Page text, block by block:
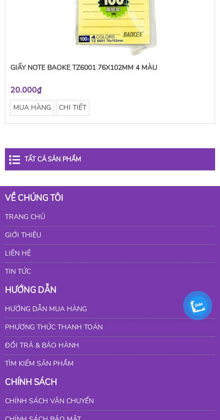
GIẤY NOTE BAOKE TZ6001 76X102MM 4 MÀU
20.000₫
MUA HÀNG CHI TIẾT
TẤT CẢ SẢN PHẨM
VỀ CHÚNG TÔI
TRANG CHỦ
GIỚI THIỆU
LIÊN HỆ
TIN TỨC
HƯỚNG DẪN
HƯỚNG DẪN MUA HÀNG
PHƯƠNG THỨC THANH TOÁN
ĐỔI TRẢ & BẢO HÀNH
TÌM KIẾM SẢN PHẨM
CHÍNH SÁCH
CHÍNH SÁCH VẬN CHUYỂN